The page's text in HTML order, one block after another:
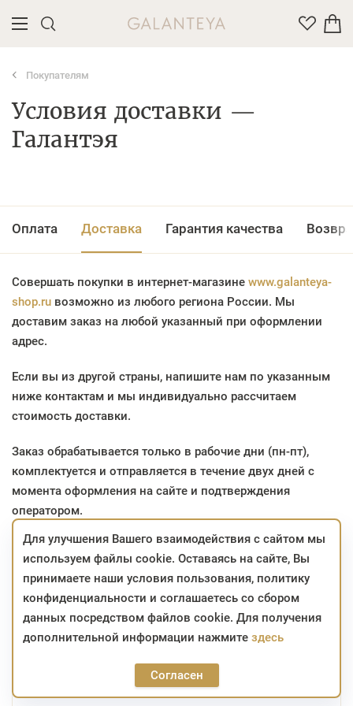
Введите название или артикул товара
Покупателям
Условия доставки —
Галантэя
Оплата Доставка Гарантия качества
Совершать покупки в интернет-магазине www.galanteya-
shop.ru возможно из любого региона России. Мы
доставим заказ на любой указанный при оформлении
адрес.
Если вы из другой страны, напишите нам по указанным
ниже контактам и мы индивидуально рассчитаем
стоимость доставки.
Заказ обрабатывается только в рабочие дни (пн-пт),
комплектуется и отправляется в течение двух дней с
момента оформления на сайте и подтверждения
оператором.
Услуги доставки осуществляет курьерская служба СДЭК.
Стоимость доставки заказа рассчитывается
автоматически в корзине при оформлении заказа и
зависит от габаритов, веса изделия, выбранного способа
доставки и расстояния.
Для улучшения Вашего взаимодействия с сайтом мы
используем файлы cookie. Оставаясь на сайте, Вы
принимаете наши условия пользования, политику
конфиденциальности и соглашаетесь со сбором
данных посредством файлов cookie. Для получения
дополнительной информации нажмите здесь
Согласен